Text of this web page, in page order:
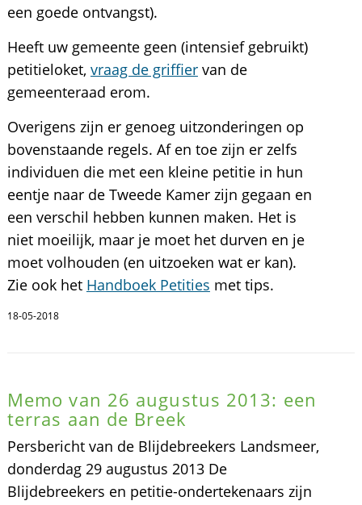
een goede ontvangst).
Heeft uw gemeente geen (intensief gebruikt)
petitieloket, vraag de griffiervan de
gemeenteraad erom.
Overigens zijn er genoeg uitzonderingen op
bovenstaande regels. Af en toe zijn er zelfs
individuen die met een kleine petitie in hun
eentje naar de Tweede Kamer zijn gegaan en
een verschil hebben kunnen maken. Het is
niet moeilijk, maar je moet het durven en je
moet volhouden (en uitzoeken wat er kan).
Zie ook het Handboek Petities met tips.
18-05-2018
Memo van 26 augustus 2013: een
terras aan de Breek
Persbericht van de Blijdebreekers Landsmeer,
donderdag 29 augustus 2013 De
Blijdebreekers en petitie-ondertekenaars zijn